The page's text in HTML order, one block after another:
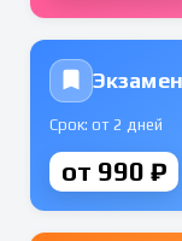
Срок: от 2 дней
от 990 ₽